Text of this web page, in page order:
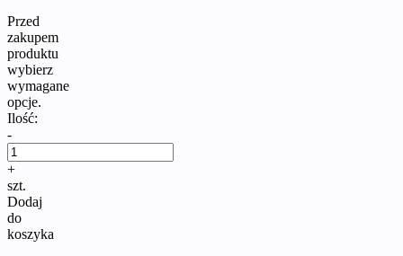
Przed
zakupem
produktu
wybierz
wymagane
opcje.
Ilość:
-
+
szt.
Dodaj
do
koszyka